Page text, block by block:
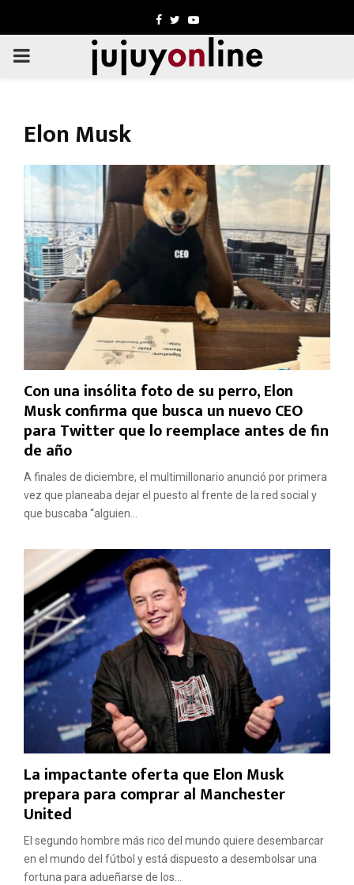
Facebook
TwitterYoutube
PRIMARY
Elon Musk
Con una insólita foto de su perro, Elon
Musk confirma que busca un nuevo CEO
para Twitter que lo reemplace antes de fin
de año
A finales de diciembre, el multimillonario anunció por primera
vez que planeaba dejar el puesto al frente de la red social y
que buscaba “alguien...
La impactante oferta que Elon Musk
prepara para comprar al Manchester
United
El segundo hombre más rico del mundo quiere desembarcar
en el mundo del fútbol y está dispuesto a desembolsar una
fortuna para adueñarse de los...